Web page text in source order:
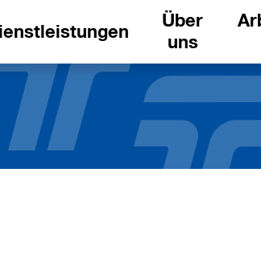
Über
uns